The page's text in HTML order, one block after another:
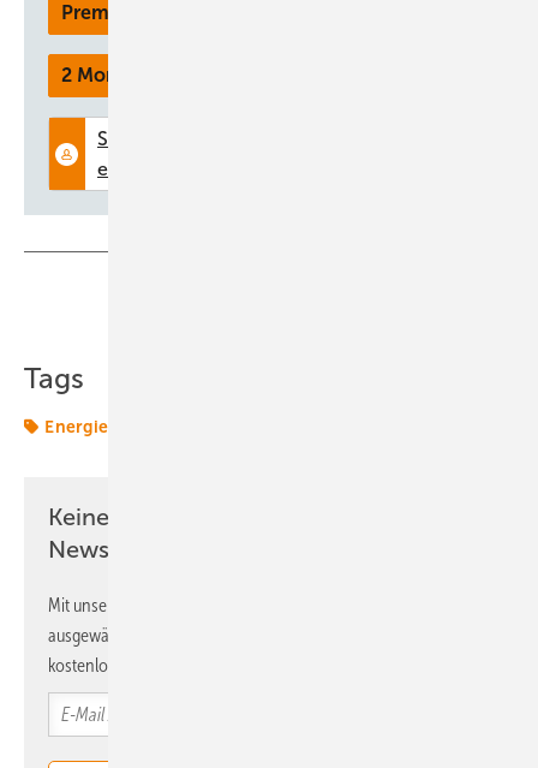
Premium Mitgliedschaft
2 Monate kostenlos testen
Tags
Energieversorger
Keine Zeit? Kein Problem mit dem ERE
Newsletter!
Mit unserem Newsletter erhalten Sie regelmäßig von uns
ausgewählte Informationen und Neuigkeiten, gebündelt und
kostenlos direkt ins Postfach.